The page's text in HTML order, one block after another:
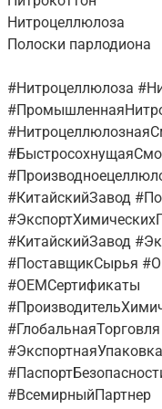
Нитроцеллюлоза
Полоски парлодиона
#Нитроцеллюлоза
#КитайскийЗавод
#КитайскийЗавод
#ПоставщикСырья
#OEMСертификаты
#ВсемирныйПартнер